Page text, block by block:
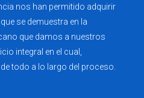
nos han permitido adquirir
se demuestra en la
que damos a nuestros
integral en el cual,
todo a lo largo del proceso.